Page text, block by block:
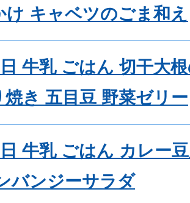
け キャベツのごま和え
牛乳 ごはん 切干大
焼き 五目豆 野菜ゼリー
牛乳 ごはん カレー
バンジーサラダ